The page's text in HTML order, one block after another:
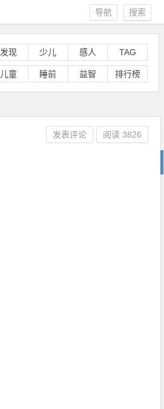
搜索
导航
发现 少儿 感人 TAG
儿童 睡前 益智 排行榜
发表评论 阅读3826